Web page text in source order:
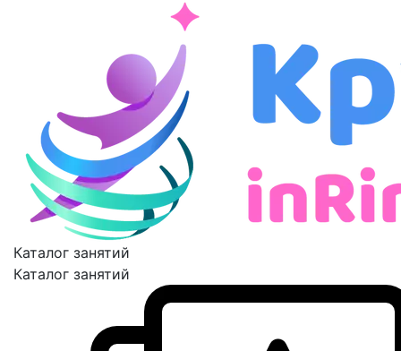
Каталог занятий
Каталог занятий